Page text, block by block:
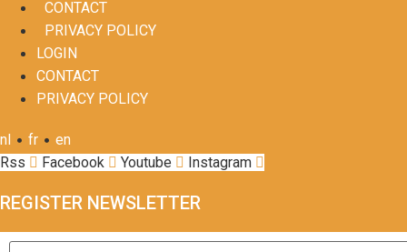
CONTACT
PRIVACY POLICY
LOGIN
CONTACT
PRIVACY POLICY
nl • fr • en
Rss
Facebook Youtube Instagram
REGISTER NEWSLETTER